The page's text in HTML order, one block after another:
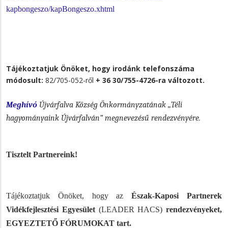
kapbongeszo/kapBongeszo.xhtml
Tájékoztatjuk Önöket, hogy irodánk telefonszáma
módosult: 82/705-052-ről + 36 30/755-4726-ra változott.
Meghívó Újvárfalva Község Önkormányzatának „Téli
hagyományaink Újvárfalván” megnevezésű rendezvényére.
Tisztelt Partnereink!
Tájékoztatjuk Önöket, hogy azÉszak-Kaposi Partnerek
Vidékfejlesztési Egyesület(LEADER HACS) rendezvényeket,
EGYEZTETŐ FÓRUMOKAT tart.